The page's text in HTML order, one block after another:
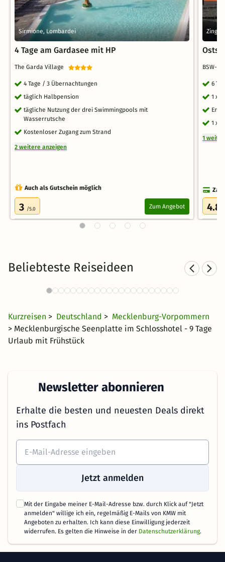
Sirmione, Lombardei
4 Tage am Gardasee mit HP
The Garda Village
4 Tage / 3 Übernachtungen
täglich Halbpension
tägliche Nutzung der drei Swimmingpools mit
Wasserrutsche
Kostenloser Zugang zum Strand
2 weitere anzeigen
Auch als Gutschein möglich
3 /5.0 Zum Angebot
BSW-
6
1 x
1 x
1
4.8
Beliebteste Reiseideen
30 €
Hotel am See in
Kurzreisen > Deutschland > Mecklenburg-Vorpommern
> Mecklenburgische Seenplatte im Schlosshotel - 9 Tage
Urlaub mit Frühstück
Newsletter abonnieren
Erhalte die besten und neuesten Deals direkt
ins Postfach
Jetzt anmelden
Mit der Eingabe meiner E-Mail-Adresse bzw. durch Klick auf "Jetzt
anmelden" willige ich ein, regelmäßig E-Mails von KMW mit
Angeboten zu erhalten. Ich kann diese Einwilligung jederzeit
widerrufen. Es gelten die Hinweise in der Datenschutzerklärung.